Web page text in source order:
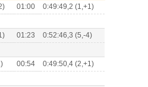
01:00 0:49:49,2 (1,+1)
01:23 0:52:46,3 (5,-4)
00:54 0:49:50,4 (2,+1)